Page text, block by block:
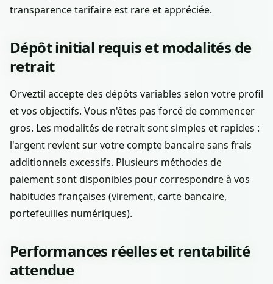
transparence tarifaire est rare et appréciée.
Dépôt initial requis et modalités de
retrait
Orveztil accepte des dépôts variables selon votre profil
et vos objectifs. Vous n'êtes pas forcé de commencer
gros. Les modalités de retrait sont simples et rapides :
l'argent revient sur votre compte bancaire sans frais
additionnels excessifs. Plusieurs méthodes de
paiement sont disponibles pour correspondre à vos
habitudes françaises (virement, carte bancaire,
portefeuilles numériques).
Performances réelles et rentabilité
attendue